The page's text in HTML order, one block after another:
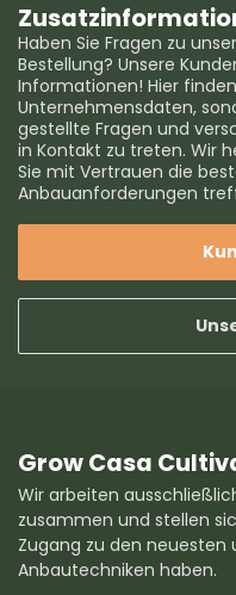
Haben Sie Fragen zu
Bestellung? Unsere
Informationen! Hier
Unternehmensdaten,
gestellte Fragen und
in Kontakt zu treten. Wir
Sie mit Vertrauen die
Anbauanforderungen
Grow Casa
Wir arbeiten
zusammen und stellen
Zugang zu den
Anbautechniken haben.